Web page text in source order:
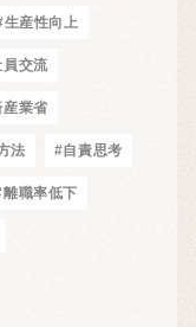
生産性向上
員交流
業省
法 #自責思考
離職率低下